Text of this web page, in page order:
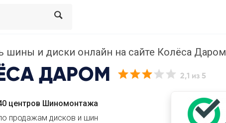
шины и диски онлайн на сайте Колёса Даром
ДАРОМ 2,1 из 5
центров Шиномонтажа
продажам дисков и шин